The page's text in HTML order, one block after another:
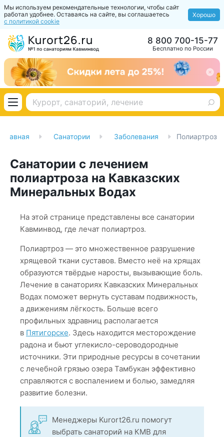
Мы используем рекомендательные технологии, чтобы сайт
работал удобнее. Оставаясь на сайте, вы соглашаетесь
с политикой cookie
Хорошо
Бесплатно по России
8 800 700-15-77
Главная Санатории Заболевания Полиартроз
Санатории с лечением
полиартроза на Кавказских
Минеральных Водах
На этой странице представлены все санатории
Кавминвод, где лечат полиартроз.
Полиартроз — это множественное разрушение
хрящевой ткани суставов. Вместо неё на хрящах
образуются твёрдые наросты, вызывающие боль.
Лечение в санаториях Кавказских Минеральных
Водах поможет вернуть суставам подвижность,
а движениям лёгкость. Больше всего
профильных здравниц располагается
в Пятигорске. Здесь находится месторождение
радона и бьют углекисло-сероводородные
источники. Эти природные ресурсы в сочетании
с лечебной грязью озера Тамбукан эффективно
справляются с воспалением и болью, замедляя
развитие болезни.
Менеджеры Kurort26.ru помогут
выбрать санаторий на КМВ для